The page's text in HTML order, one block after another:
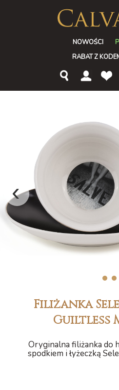
NOWOŚCI
RABAT Z
‹
1 2
Filiżanka
Guiltless
Oryginalna filiżanka do
spodkiem i łyżeczką